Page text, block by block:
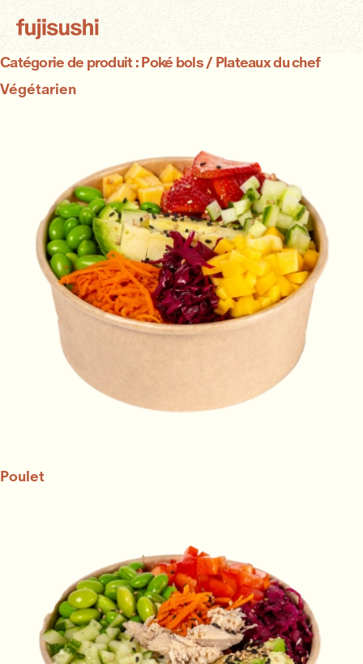
Catégorie de produit :Poké bols / Plateaux du chef
Végétarien
Poulet